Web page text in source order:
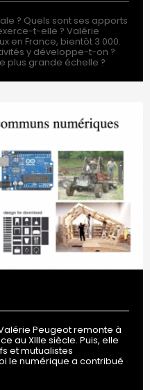
? Quels sont ses apports
t-elle ? Valérie
en France, bientôt 3 000.
y développe-t-on ?
plus grande échelle ?
Peugeot remonte à
au XIIIe siècle. Puis, elle
et mutualistes
le numérique a contribué